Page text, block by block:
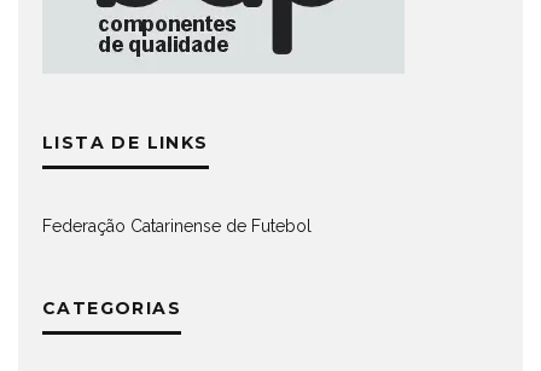
LISTA DE LINKS
Federação Catarinense de Futebol
CATEGORIAS